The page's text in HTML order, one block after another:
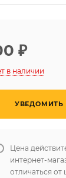
₽
в наличии
УВЕДОМИТЬ
Цена
интернет-
отличаться от